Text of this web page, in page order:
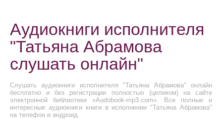
Аудиокниги исполнителя
"Татьяна Абрамова
слушать онлайн"
Слушать аудиокниги исполнителя "Татьяна Абрамова" онлайн
бесплатно и без регистрации полностью (целиком) на сайте
электронной библиотеки «Audobook-mp3.com». Все полные и
интересные аудиокниги книги в исполнении "Татьяна Абрамова"
на телефон и андроид.